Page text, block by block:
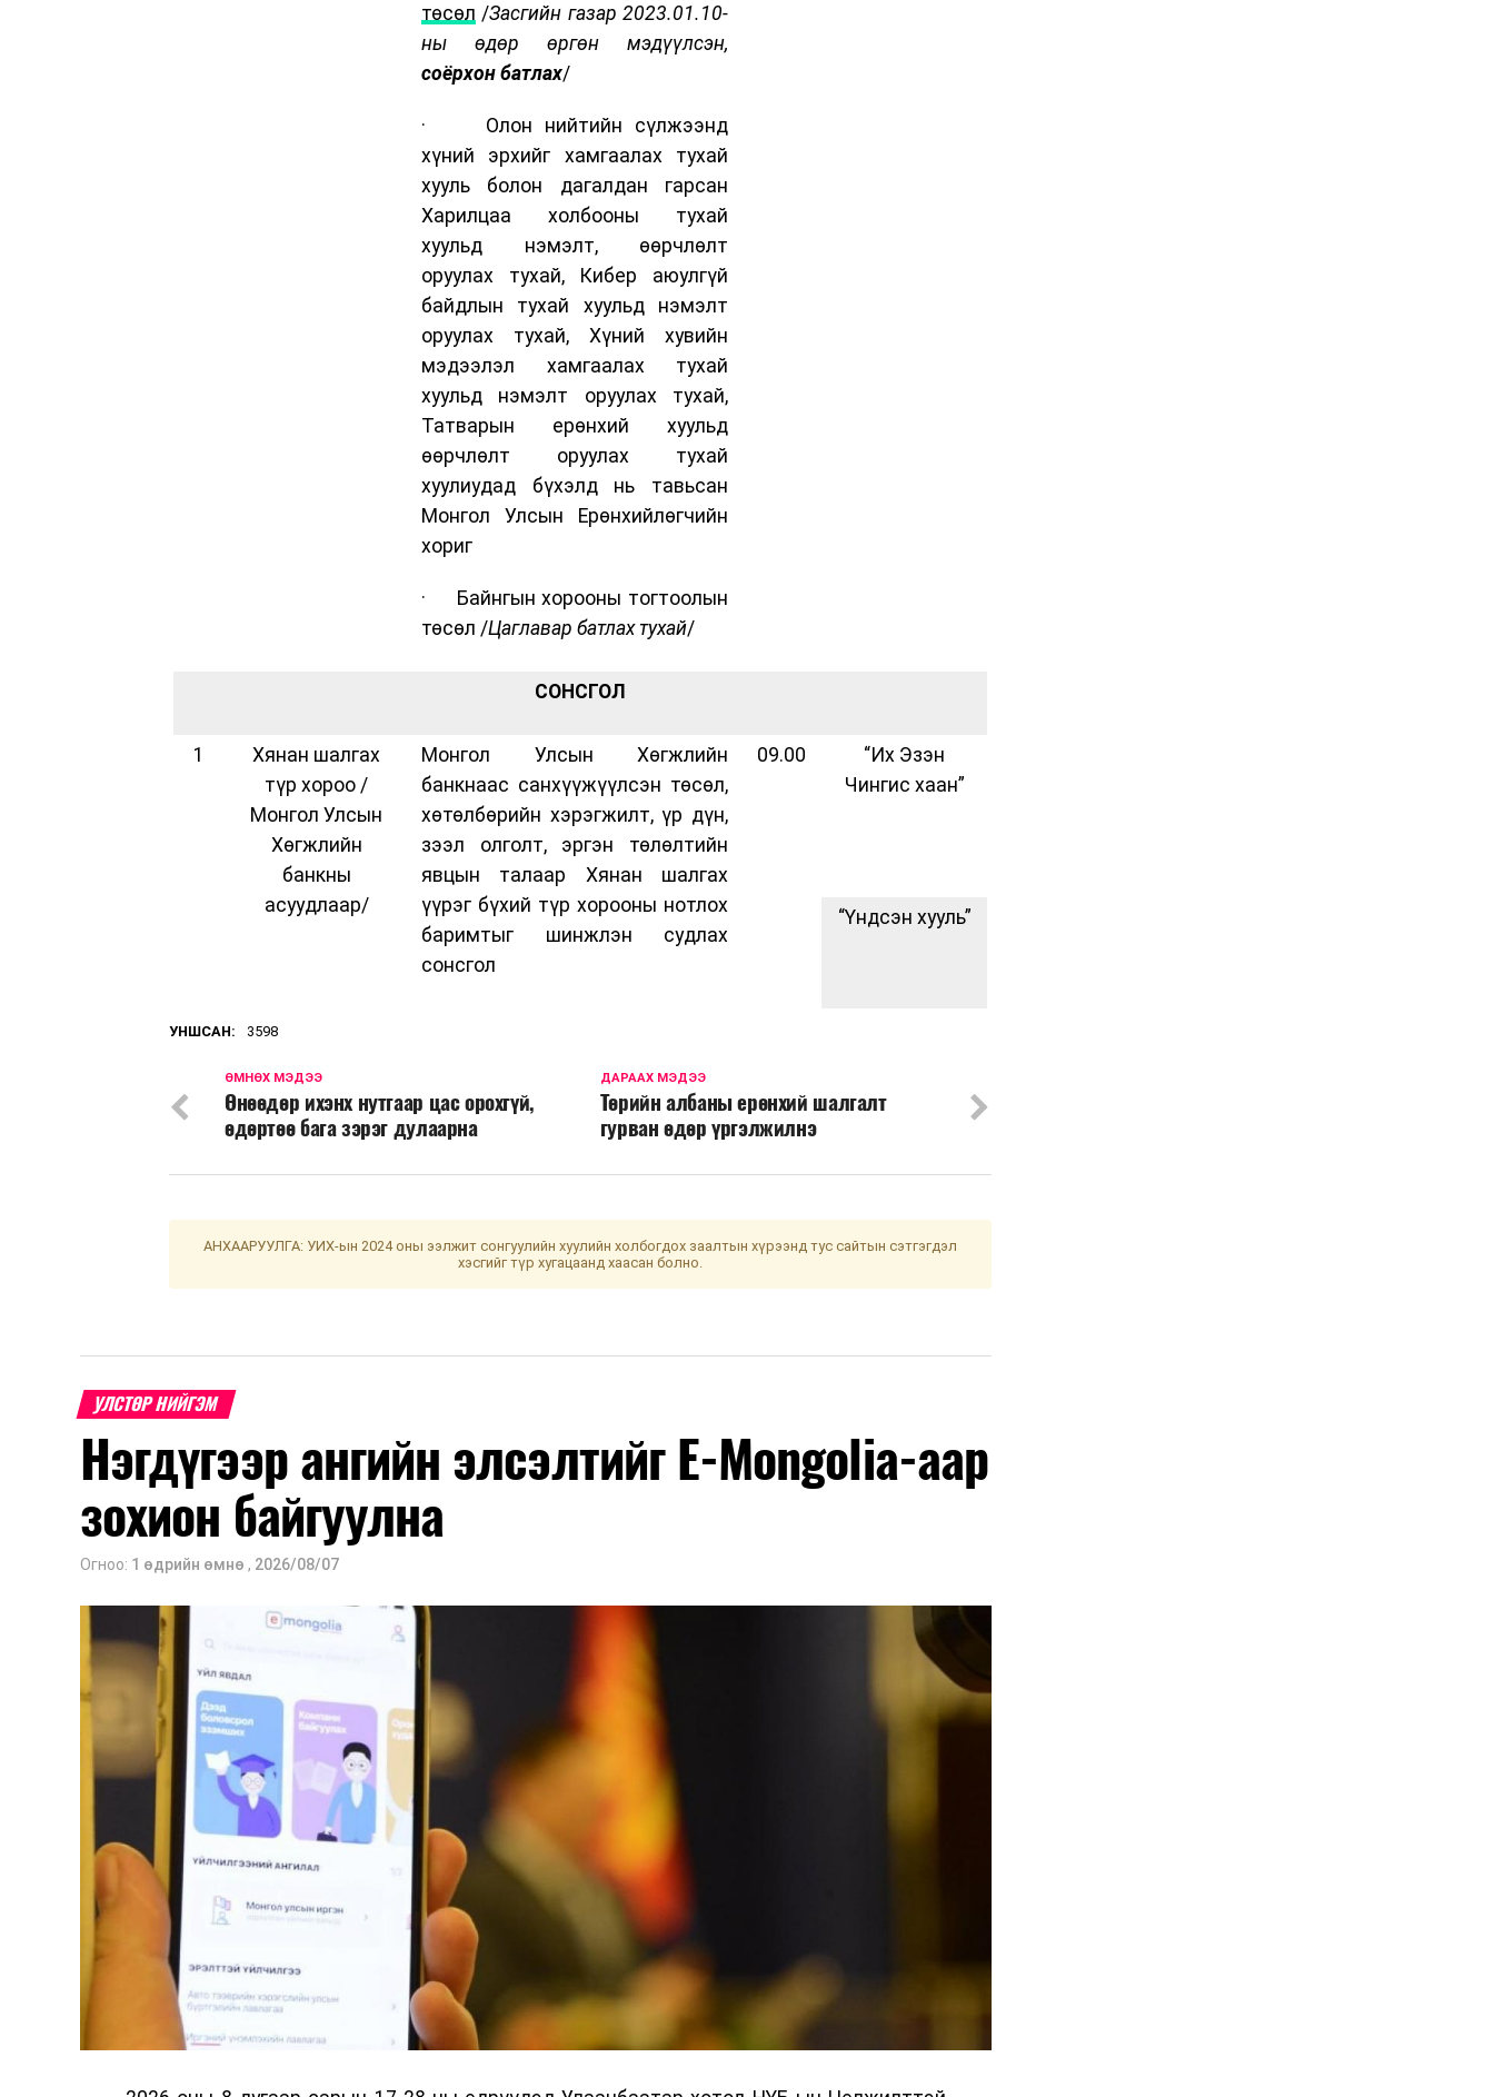
төсөл /Засгийн газар 2023.01.10-
ны өдөр өргөн мэдүүлсэн,
соёрхон батлах/
· Олон нийтийн сүлжээнд
хүний эрхийг хамгаалах тухай
хууль болон дагалдан гарсан
Харилцаа холбооны тухай
хуульд нэмэлт, өөрчлөлт
оруулах тухай, Кибер аюулгүй
байдлын тухай хуульд нэмэлт
оруулах тухай, Хүний хувийн
мэдээлэл хамгаалах тухай
хуульд нэмэлт оруулах тухай,
Татварын ерөнхий хуульд
өөрчлөлт оруулах тухай
хуулиудад бүхэлд нь тавьсан
Монгол Улсын Ерөнхийлөгчийн
хориг
· Байнгын хорооны тогтоолын
төсөл /Цаглавар батлах тухай/
СОНСГОЛ
1
Хянан шалгах
түр хороо /
Монгол Улсын
Хөгжлийн
банкны
асуудлаар/
Монгол Улсын Хөгжлийн
банкнаас санхүүжүүлсэн төсөл,
хөтөлбөрийн хэрэгжилт, үр дүн,
зээл олголт, эргэн төлөлтийн
явцын талаар Хянан шалгах
үүрэг бүхий түр хорооны нотлох
баримтыг шинжлэн судлах
сонсгол
09.00
“Их Эзэн
Чингис хаан”
“Үндсэн хууль”
УНШСАН: 3598
ДАРААХ МЭДЭЭ
Төрийн албаны ерөнхий шалгалт
гурван өдөр үргэлжилнэ
ӨМНӨХ МЭДЭЭ
Өнөөдөр ихэнх нутгаар цас орохгүй,
өдөртөө бага зэрэг дулаарна
АНХААРУУЛГА: УИХ-ын 2024 оны ээлжит сонгуулийн хуулийн холбогдох заалтын хүрээнд тус сайтын сэтгэгдэл
хэсгийг түр хугацаанд хаасан болно.
УЛСТӨР НИЙГЭМ
Нэгдүгээр ангийн элсэлтийг E-Mongolia-аар
зохион байгуулна
Огноо: 1 өдрийн өмнө , 2026/08/07